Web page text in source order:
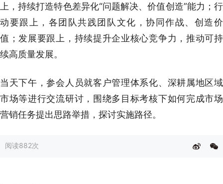
上，持续打造特色差异化“问题解决、价值创造”能力；行
动要跟上，各团队共践团队文化，协同作战、创造价
值；发展要跟上，持续提升企业核心竞争力，推动可持
续高质量发展。
当天下午，参会人员就客户管理体系化、深耕属地区域
市场等进行交流研讨，围绕多目标考核下如何完成市场
营销任务提出思路举措，探讨实施路径。
阅读882次